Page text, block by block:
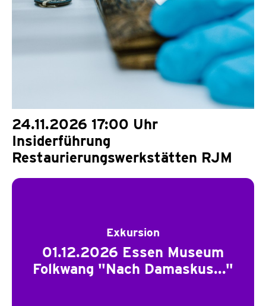
24.11.2026 17:00 Uhr
Insiderführung
Restaurierungswerkstätten RJM
Exkursion
01.12.2026 Essen Museum
Folkwang "Nach Damaskus..."